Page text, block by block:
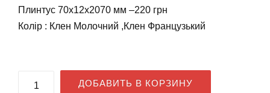
Плинтус 70х12х2070 мм –220 грн
Колір : Клен Молочний ,Клен Французький
ДОБАВИТЬ В КОРЗИНУ